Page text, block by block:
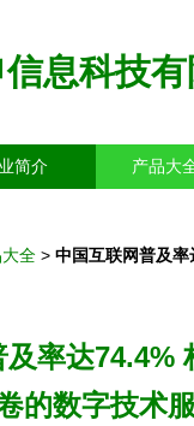
息科技有
简介 产品大
全 > 中国互联网普及
率达74.4%
的数字技术